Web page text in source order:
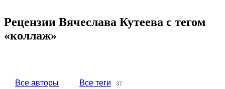
Рецензии Вячеслава Кутеева с тегом
«коллаж»
Все авторы Все теги 37